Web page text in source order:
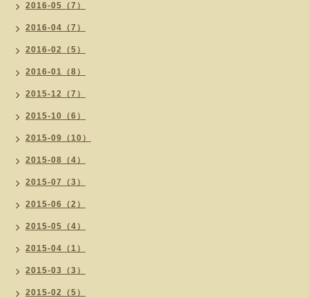
2016-05（7）
2016-04（7）
2016-02（5）
2016-01（8）
2015-12（7）
2015-10（6）
2015-09（10）
2015-08（4）
2015-07（3）
2015-06（2）
2015-05（4）
2015-04（1）
2015-03（3）
2015-02（5）